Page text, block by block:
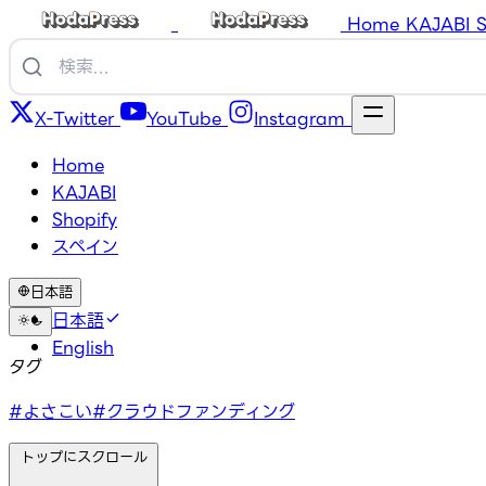
Home KAJABI
X-Twitter YouTube
Instagram
Home
KAJABI
Shopify
スペイン
日本語
日本語
English
タグ
#よさこい#クラウドファンディング
トップにスクロール